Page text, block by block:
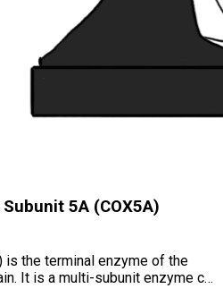
5A (COX5A)
is the terminal enzyme of the
It is a multi-subunit enzyme c…